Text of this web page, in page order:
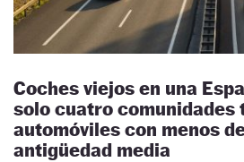
Coches viejos en una
solo cuatro comunidades
automóviles con menos
antigüedad media